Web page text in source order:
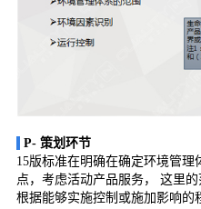
P- 策划环节
15版标准在明确在确定环境管理
点，考虑活动产品服务，
这里的
根据能够实施控制或施加影响的